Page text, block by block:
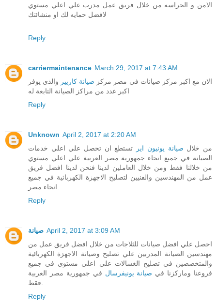
الامن و الحراسه من خلال فريق عمل مدرب علي اعلي مستوي
لافضل حمايه لك او منشائتك
Reply
carriermaintenance March 29, 2017 at 7:43 AM
الان مع اكبر مركز صيانات في مصر مركز صيانة كاريير والذي يوفر
اكبر عدد من مراكز الصيانة التابعة له
Reply
Unknown April 2, 2017 at 2:20 AM
من خلال صيانة يونيون اير
تستطع ان تحصل علي اعلي خدمات
الصيانة في جميع انحاء جمهورية مصر العربية علي اعلي مستوي
من خلالنا فقط ومن خلال العاملين لدينا فنحن لدينا افضل فريق
عمل من المهندسين والفنيين لتصليح الاجهزة الكهربائية في جميع
Reply
صيانة April 2, 2017 at 3:09 AM
احصل علي افضل صيانات للثلاجات من خلال افضل فريق عمل من
مهندسين الصيانة المدربين علي تصليح وصيانة الاجهزة الكهربائية
والمتخصصين في تصليح الغسالات علي اعلي مستوي في جميع
فروعنا وماركزنا في صيانة يونيفرسال في جمهورية مصر العربية
Reply